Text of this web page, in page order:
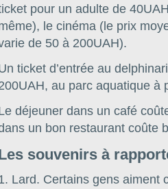
pour un adulte de
le cinéma (le prix
de 50 à 200UAH).
ticket d’entrée au
au parc aquatique à
déjeuner dans un café
un bon restaurant coûte
souvenirs à
Lard. Certains gens aiment